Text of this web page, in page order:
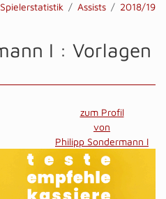
Spielerstatistik Assists
2018/19
I : Vorlagen
zum Profil
von
Philipp Sondermann I